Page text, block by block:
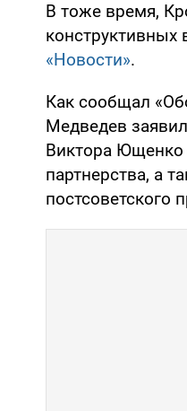
В тоже время,
«Новости».
Как сообщал
Медведев
Виктора Ющенко
партнерства, а
постсоветского